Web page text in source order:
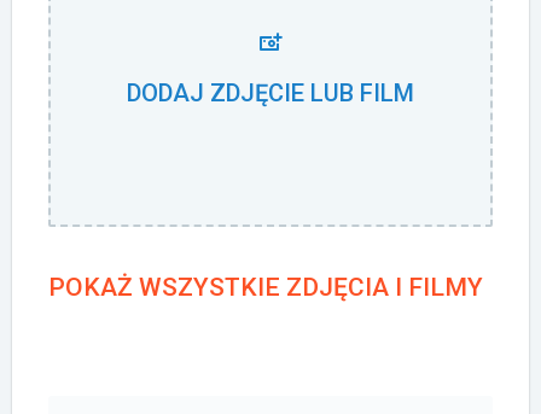
DODAJ ZDJĘCIE LUB FILM
POKAŻ WSZYSTKIE ZDJĘCIA I FILMY